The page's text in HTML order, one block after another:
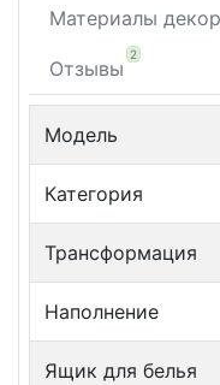
Материалы
Отзывы
2
Модель
Категория
Трансформация
Наполнение
Ящик для белья